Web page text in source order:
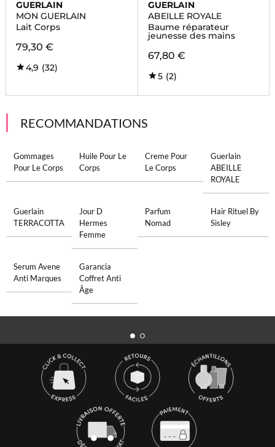
GUERLAIN
MON GUERLAIN
Lait Corps
79,30 €
4,9 (32)
GUERLAIN
ABEILLE ROYALE
Baume réparateur
jeunesse des mains
67,80 €
5 (2)
RECOMMANDATIONS
Gommages
Pour Le Corps
Huile Pour Le
Corps
Creme Pour
Le Corps
Guerlain
ABEILLE
ROYALE
Guerlain
TERRACOTTA
Jour D
Hermes
Femme
Parfum
Nomad
Hair Rituel By
Sisley
Serum Avene
Anti Marques
Garancia
Coffret Anti
Âge